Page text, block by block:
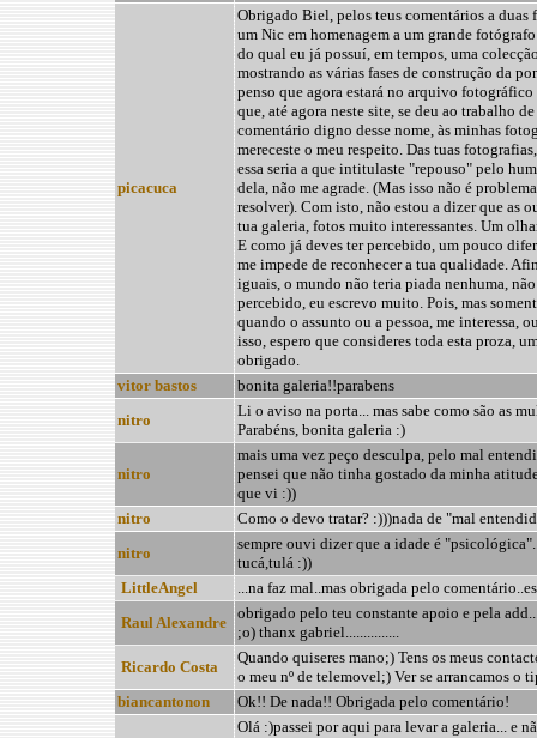
picacuca
Obrigado Biel, pelos teus comentários a duas
um Nic em homenagem a um grande
do qual eu já possuí, em tempos, uma
mostrando as várias fases de construção da
penso que agora estará no arquivo
que, até agora neste site, se deu ao trabalho
comentário digno desse nome, às minhas
mereceste o meu respeito. Das tuas
essa seria a que intitulaste "repouso" pelo
dela, não me agrade. (Mas isso não é
resolver). Com isto, não estou a dizer que as
tua galeria, fotos muito interessantes. Um
E como já deves ter percebido, um pouco
me impede de reconhecer a tua qualidade.
iguais, o mundo não teria piada nenhuma,
percebido, eu escrevo muito. Pois, mas
quando o assunto ou a pessoa, me interessa,
isso, espero que consideres toda esta proza,
obrigado.
vitor bastos
bonita galeria!!parabens
nitro
Li o aviso na porta... mas sabe como são as
Parabéns, bonita galeria :)
nitro
mais uma vez peço desculpa, pelo mal
pensei que não tinha gostado da minha
que vi :))
nitro
Como o devo tratar? :)))nada de "mal
nitro
sempre ouvi dizer que a idade é
tucá,tulá :))
LittleAngel
...na faz mal..mas obrigada pelo
Raul Alexandre
obrigado pelo teu constante apoio e pela
;o) thanx gabriel...............
Ricardo Costa
Quando quiseres mano;) Tens os meus
o meu nº de telemovel;) Ver se arrancamos o
biancantonon
Ok!! De nada!! Obrigada pelo comentário!
Olá :)passei por aqui para levar a galeria... e